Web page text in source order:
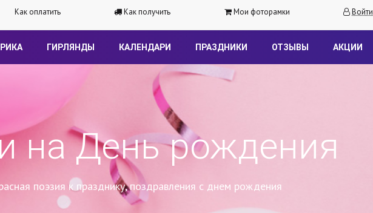
Как оплатить Как получить Мои фоторамки Войти
ГИРЛЯНДЫ КАЛЕНДАРИ ПРАЗДНИКИ ОТЗЫВЫ АКЦИИ
на День рождения
поэзия к празднику, поздравления с днем рождения